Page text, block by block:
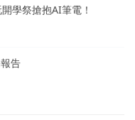
學祭搶抱AI筆電！
告